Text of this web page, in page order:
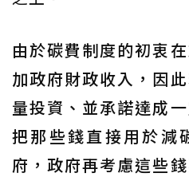
由於碳費制度的初衷
加政府財政收入，因
量投資、並承諾達成
把那些錢直接用於減
府，政府再考慮這些